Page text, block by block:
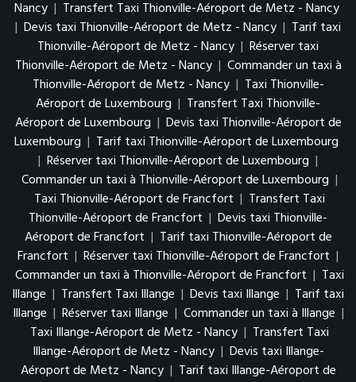
Nancy | Transfert Taxi Thionville-Aéroport de Metz - Nancy
| Devis taxi Thionville-Aéroport de Metz - Nancy | Tarif taxi
Thionville-Aéroport de Metz - Nancy | Réserver taxi
Thionville-Aéroport de Metz - Nancy | Commander un taxi à
Thionville-Aéroport de Metz - Nancy | Taxi Thionville-
Aéroport de Luxembourg | Transfert Taxi Thionville-
Aéroport de Luxembourg | Devis taxi Thionville-Aéroport de
Luxembourg | Tarif taxi Thionville-Aéroport de Luxembourg
| Réserver taxi Thionville-Aéroport de Luxembourg |
Commander un taxi à Thionville-Aéroport de Luxembourg |
Taxi Thionville-Aéroport de Francfort | Transfert Taxi
Thionville-Aéroport de Francfort | Devis taxi Thionville-
Aéroport de Francfort | Tarif taxi Thionville-Aéroport de
Francfort | Réserver taxi Thionville-Aéroport de Francfort |
Commander un taxi à Thionville-Aéroport de Francfort | Taxi
Illange | Transfert Taxi Illange | Devis taxi Illange | Tarif taxi
Illange | Réserver taxi Illange | Commander un taxi à Illange |
Taxi Illange-Aéroport de Metz - Nancy | Transfert Taxi
Illange-Aéroport de Metz - Nancy | Devis taxi Illange-
Aéroport de Metz - Nancy | Tarif taxi Illange-Aéroport de